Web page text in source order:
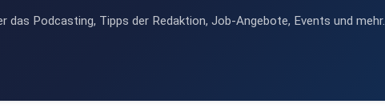
Podcasting, Tipps der Redaktion, Job-Angebote, Events und mehr.